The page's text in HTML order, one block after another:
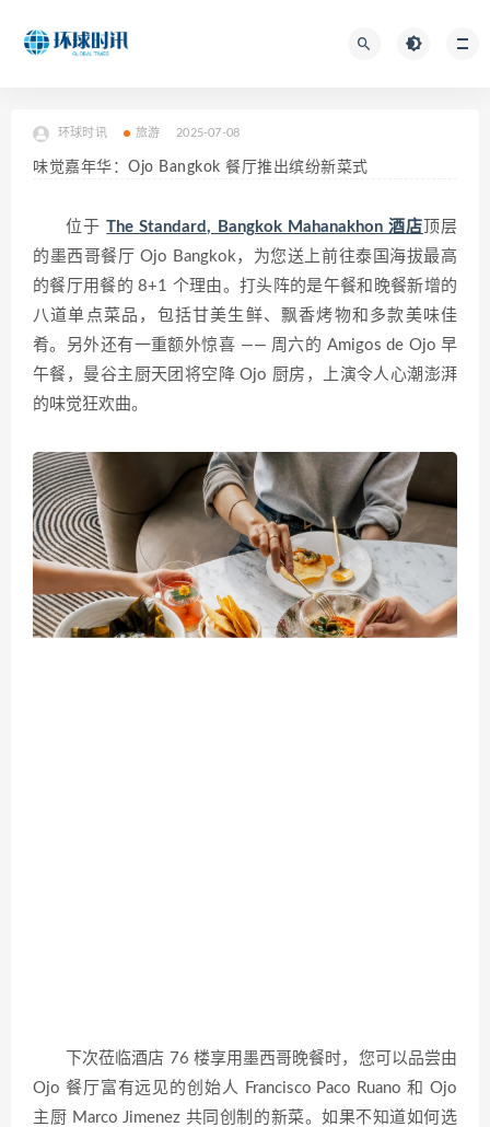
环球时讯 旅游 2025-07-08
味觉嘉年华：Ojo Bangkok 餐厅推出缤纷新菜式
位于The Standard, Bangkok Mahanakhon 酒店 顶层
的墨西哥餐厅 Ojo Bangkok，为您送上前往泰国海拔最高
的餐厅用餐的 8+1 个理由。打头阵的是午餐和晚餐新增的
八道单点菜品，包括甘美生鲜、飘香烤物和多款美味佳
肴。另外还有一重额外惊喜 —— 周六的 Amigos de Ojo 早
午餐，曼谷主厨天团将空降 Ojo 厨房，上演令人心潮澎湃
的味觉狂欢曲。
下次莅临酒店 76 楼享用墨西哥晚餐时，您可以品尝由
Ojo 餐厅富有远见的创始人 Francisco Paco Ruano 和 Ojo
主厨 Marco Jimenez 共同创制的新菜。如果不知道如何选